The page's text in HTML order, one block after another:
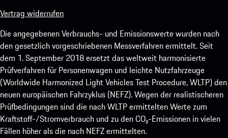
Vertrag widerrufen
Die angegebenen Verbrauchs- und Emissionswerte wurden nach
den gesetzlich vorgeschriebenen Messverfahren ermittelt. Seit
dem 1. September 2018 ersetzt das weltweit harmonisierte
Prüfverfahren für Personenwagen und leichte Nutzfahrzeuge
(Worldwide Harmonized Light Vehicles Test Procedure, WLTP) den
neuen europäischen Fahrzyklus (NEFZ). Wegen der realistischeren
Prüfbedingungen sind die nach WLTP ermittelten Werte zum
Kraftstoff-/Stromverbrauch und zu den CO₂-Emissionen in vielen
Fällen höher als die nach NEFZ ermittelten.